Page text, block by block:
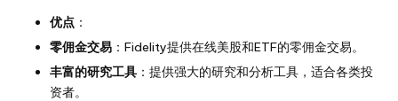
优点 ：
零佣金交易 ：Fidelity提供在线美股和ETF的零佣金交易。
丰富的研究工具 ：提供强大的研究和分析工具，适合各类投
资者。